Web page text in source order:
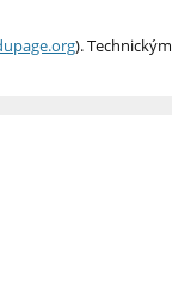
). Technickým